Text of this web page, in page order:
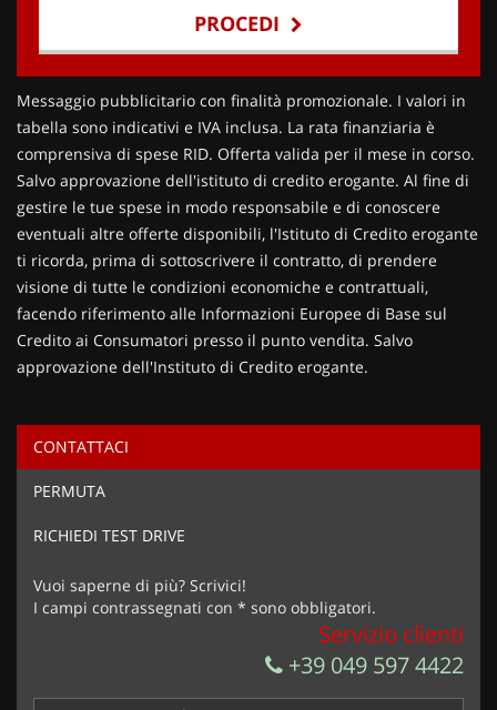
PROCEDI
Contattaci
Ho letto e accettol'informativa privacy*
Acconsento al trattamento dei miei dati per finalità di
Invia la tua richiesta
Messaggio pubblicitario con finalità promozionale. I valori in
tabella sono indicativi e IVA inclusa. La rata finanziaria è
comprensiva di spese RID. Offerta valida per il mese in corso.
Salvo approvazione dell'istituto di credito erogante. Al fine di
gestire le tue spese in modo responsabile e di conoscere
eventuali altre offerte disponibili, l'Istituto di Credito erogante
ti ricorda, prima di sottoscrivere il contratto, di prendere
visione di tutte le condizioni economiche e contrattuali,
facendo riferimento alle Informazioni Europee di Base sul
Credito ai Consumatori presso il punto vendita. Salvo
approvazione dell'Instituto di Credito erogante.
CONTATTACI
PERMUTA
RICHIEDI TEST DRIVE
Vuoi saperne di più? Scrivici!
I campi contrassegnati con * sono obbligatori.
Servizio clienti
+39 049 597 4422